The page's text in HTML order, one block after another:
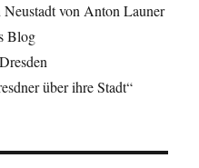
von Anton Launer
Blog
über ihre Stadt“